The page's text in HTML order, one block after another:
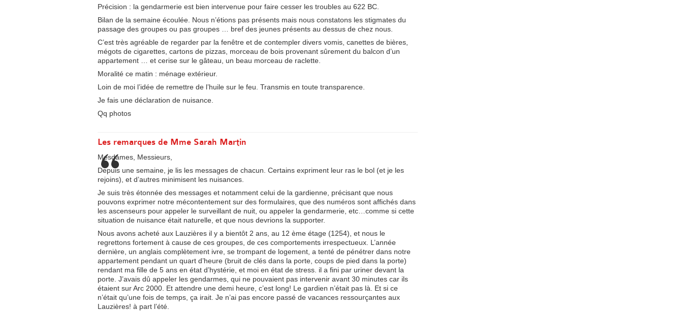
Précision : la gendarmerie est bien intervenue pour faire cesser les troubles au 622 BC.
Bilan de la semaine écoulée. Nous n’étions pas présents mais nous constatons les stigmates du
passage des groupes ou pas groupes … bref des jeunes présents au dessus de chez nous.
C’est très agréable de regarder par la fenêtre et de contempler divers vomis, canettes de bières,
mégots de cigarettes, cartons de pizzas, morceau de bois provenant sûrement du balcon d’un
appartement … et cerise sur le gâteau, un beau morceau de raclette.
Moralité ce matin : ménage extérieur.
Loin de moi l’idée de remettre de l’huile sur le feu. Transmis en toute transparence.
Je fais une déclaration de nuisance.
Qq photos
Les remarques de Mme Sarah Martin
Mesdames, Messieurs,
Depuis une semaine, je lis les messages de chacun. Certains expriment leur ras le bol (et je les
rejoins), et d’autres minimisent les nuisances.
Je suis très étonnée des messages et notamment celui de la gardienne, précisant que nous
pouvons exprimer notre mécontentement sur des formulaires, que des numéros sont affichés dans
les ascenseurs pour appeler le surveillant de nuit, ou appeler la gendarmerie, etc…comme si cette
situation de nuisance était naturelle, et que nous devrions la supporter.
Nous avons acheté aux Lauzières il y a bientôt 2 ans, au 12 ème étage (1254), et nous le
regrettons fortement à cause de ces groupes, de ces comportements irrespectueux. L’année
dernière, un anglais complètement ivre, se trompant de logement, a tenté de pénétrer dans notre
appartement pendant un quart d’heure (bruit de clés dans la porte, coups de pied dans la porte)
rendant ma fille de 5 ans en état d’hystérie, et moi en état de stress. il a fini par uriner devant la
porte. J’avais dû appeler les gendarmes, qui ne pouvaient pas intervenir avant 30 minutes car ils
étaient sur Arc 2000. Et attendre une demi heure, c’est long! Le gardien n’était pas là. Et si ce
n’était qu’une fois de temps, ça irait. Je n’ai pas encore passé de vacances ressourçantes aux
Lauzières! à part l’été.